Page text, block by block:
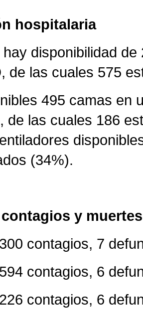
hospitalaria
disponibilidad
de las cuales 575
495 camas en
de las cuales 186
(34%).
y muertes
contagios, 7
contagios, 6
contagios, 6